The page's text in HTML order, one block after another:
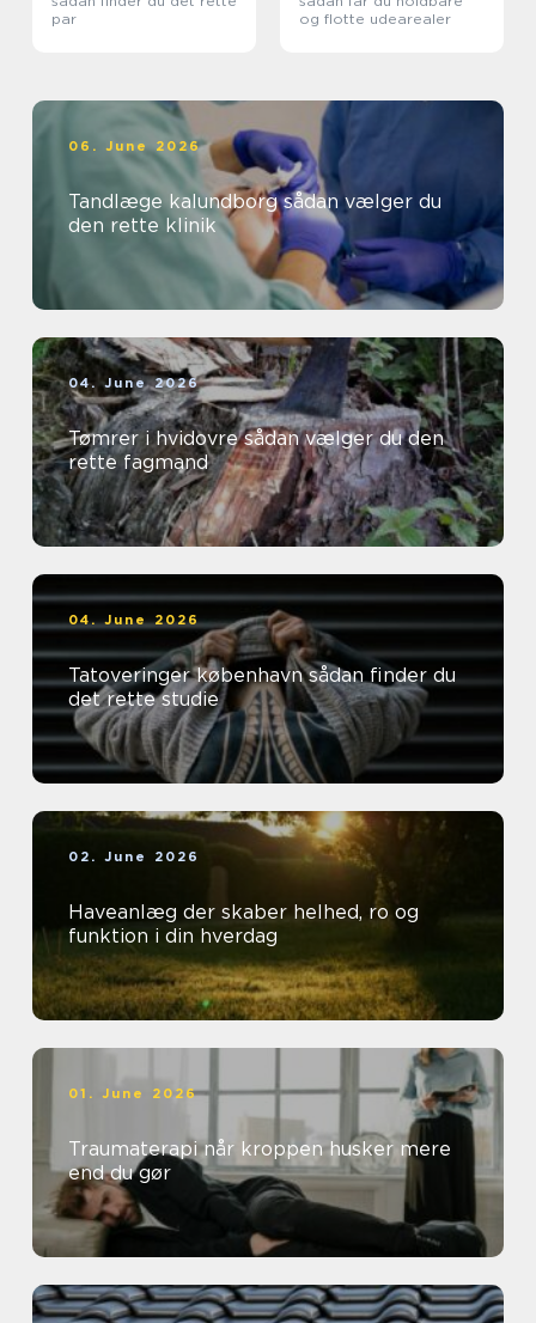
par
og flotte udearealer
06. June 2026
Tandlæge kalundborg sådan vælger du
den rette klinik
04. June 2026
Tømrer i hvidovre sådan vælger du den
rette fagmand
04. June 2026
Tatoveringer københavn sådan finder du
det rette studie
02. June 2026
Haveanlæg der skaber helhed, ro og
funktion i din hverdag
01. June 2026
Traumaterapi når kroppen husker mere
end du gør